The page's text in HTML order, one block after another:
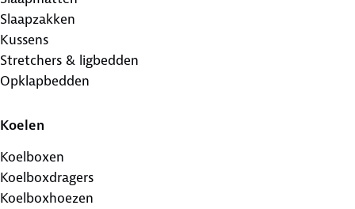
Slaapzakken
Kussens
Stretchers & ligbedden
Opklapbedden
Koelen
Koelboxen
Koelboxdragers
Koelboxhoezen